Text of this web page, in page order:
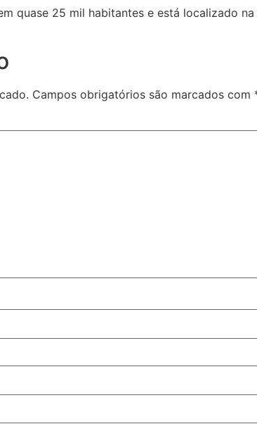
quase 25 mil habitantes e está localizado
Campos obrigatórios são marcados com